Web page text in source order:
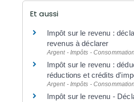
Et aussi
Impôt sur le revenu :
revenus à déclarer
Argent - Impôts - Consommation
Impôt sur le revenu :
réductions et crédits
Argent - Impôts - Consommation
Impôt sur le revenu -